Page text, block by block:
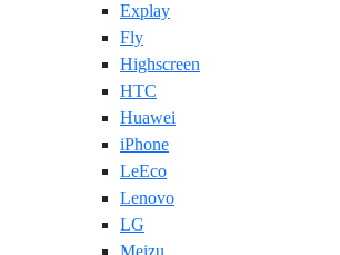
Explay
Fly
Highscreen
HTC
Huawei
iPhone
LeEco
Lenovo
LG